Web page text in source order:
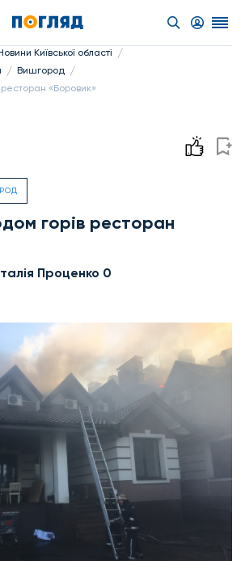
Київської області /
/ Вишгород /
«Боровик»
горів ресторан
Проценко 0